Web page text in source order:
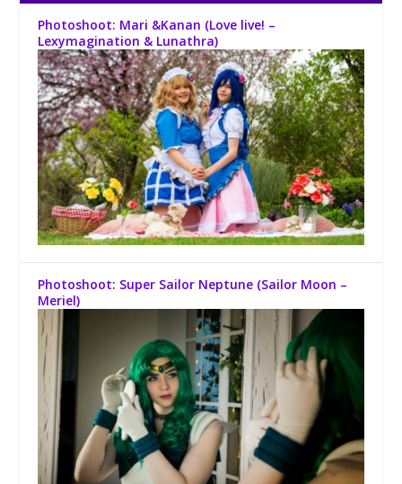
Photoshoot: Mari &Kanan (Love live! –
Lexymagination & Lunathra)
Photoshoot: Super Sailor Neptune (Sailor Moon –
Meriel)